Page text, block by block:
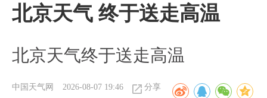
北京天气 终于送走高温
北京天气终于送走高温
中国天气网 2026-08-07 19:46 分享